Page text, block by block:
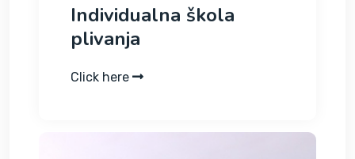
Individualna škola
plivanja
Click here